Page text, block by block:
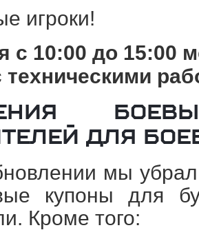
игроки!
с 10:00 до 15:00 м
техническими
ДЛЯ
мы
купоны для
Кроме того: